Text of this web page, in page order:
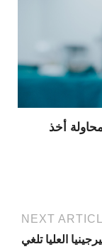
أخذ
NEXT
العليا تلغي